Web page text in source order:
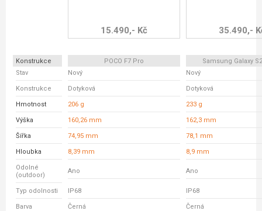
15.490,- Kč 35.490,-
Konstrukce POCO F7 Pro
Samsung Galaxy
Stav
Nový Nový
Konstrukce Dotyková Dotyková
Hmotnost 206 g 233 g
Výška 160,26 mm 162,3 mm
Šířka 74,95 mm 78,1 mm
Hloubka 8,39 mm 8,9 mm
Odolné
(outdoor)
Ano Ano
Typ odolnosti IP68 IP68
Barva Černá Černá